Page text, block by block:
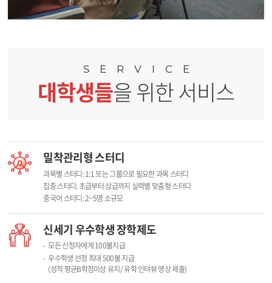
SERVICE
대학생들을 위한 서비스
밀착관리형 스터디
과목별 스터디: 1:1 또는 그룹으로 필요한 과목 스터디
집중 스터디: 초급부터 상급까지 실력별 맞춤형 스터디
중국어 스터디: 2~5명 소규모
신세기 우수학생 장학제도
모든 신청자에게 100불지급
우수학생 선정 최대 500불 지급
(성적 평균B학점이상 유지/ 유학 인텨뷰 영상 제출)